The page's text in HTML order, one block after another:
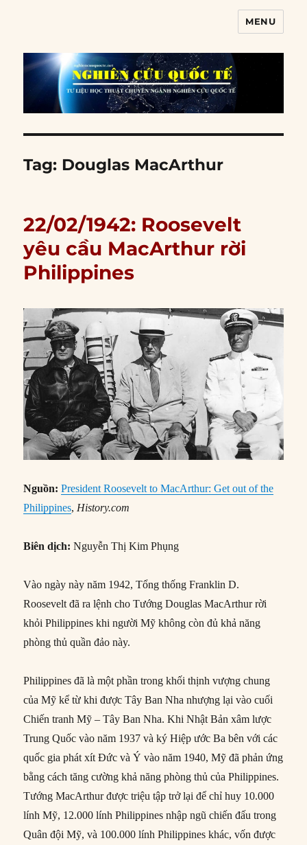
MENU
Tag: Douglas MacArthur
22/02/1942: Roosevelt
yêu cầu MacArthur rời
Philippines
Nguồn:President Roosevelt to MacArthur: Get out of the
Philippines, History.com
Biên dịch:Nguyễn Thị Kim Phụng
Vào ngày này năm 1942, Tổng thống Franklin D.
Roosevelt đã ra lệnh cho Tướng Douglas MacArthur rời
khỏi Philippines khi người Mỹ không còn đủ khả năng
phòng thủ quần đảo này.
Philippines đã là một phần trong khối thịnh vượng chung
của Mỹ kể từ khi được Tây Ban Nha nhượng lại vào cuối
Chiến tranh Mỹ – Tây Ban Nha. Khi Nhật Bản xâm lược
Trung Quốc vào năm 1937 và ký Hiệp ước Ba bên với các
quốc gia phát xít Đức và Ý vào năm 1940, Mỹ đã phản ứng
bằng cách tăng cường khả năng phòng thủ của Philippines.
Tướng MacArthur được triệu tập trở lại để chỉ huy 10.000
lính Mỹ, 12.000 lính Philippines nhập ngũ chiến đấu trong
Quân đội Mỹ, và 100.000 lính Philippines khác, vốn được